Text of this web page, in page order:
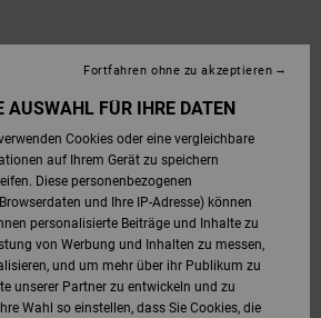
Accessoires
SALE SNOW
T-Shirts
Jacken &
SALE KINDER Sale
Sale Snow
Jacken &
Hoodies &
Lynx
Pure
Net
Alle ansehen
DC Command
Manteca
Construct
Ascend
SCHUHE Sneakers
Sandalen
Winterschuhe
Snowboard
BEKLEIDUNG
T-shirts
Hemden
Jeans
Jacken &
ACCESSOIRES
Taschen &
Alle ansehen
DC Command
Manteca
Best Sellers
SCHUHE Skate
Sandalen
Snowboard
Unisex
KLEIDUNG
Alle ansehen
Stag
Babyschuhe
Sneakers
Alle ansehen
BEKLEIDUNG
Sweatshirts &
Hemden
ACCESSOIRES
Taschen
Alle ansehen
Snowboard
Winterschuhe
Polarfleece &
Softshells
FRAUEN
Alle ansehen
SNOW SHOP FÜR
KINDER
Mützen
Alle ansehen
Versand
Retouren
Bezahlung
Geschenkkarte
AUSWAHL FÜR IHRE DATEN
Cookies oder eine vergleichbare
auf Ihrem Gerät zu speichern
Diese personenbezogenen
und Ihre IP-Adresse) können
personalisierte Beiträge und Inhalte zu
von Werbung und Inhalten zu messen,
und um mehr über ihr Publikum zu
unserer Partner zu entwickeln und zu
Wahl so einstellen, dass Sie Cookies, die
Fortfahren ohne zu akzeptieren